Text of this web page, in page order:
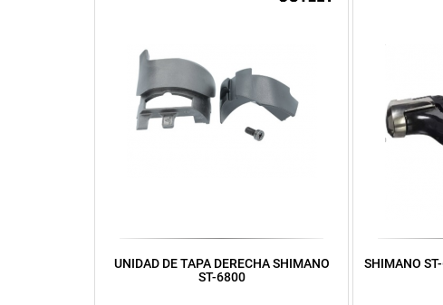
UNIDAD DE TAPA DERECHA SHIMANO
ST-6800
SHIMANO